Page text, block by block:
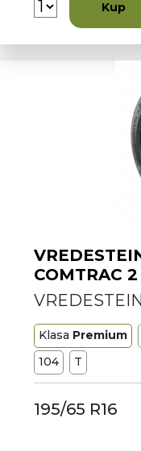
Kup
COMTRAC
Klasa Premium
104
T
195/65 R16